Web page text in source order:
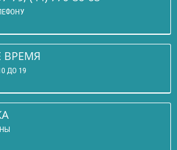
ВРЕМЯ
ДО 19